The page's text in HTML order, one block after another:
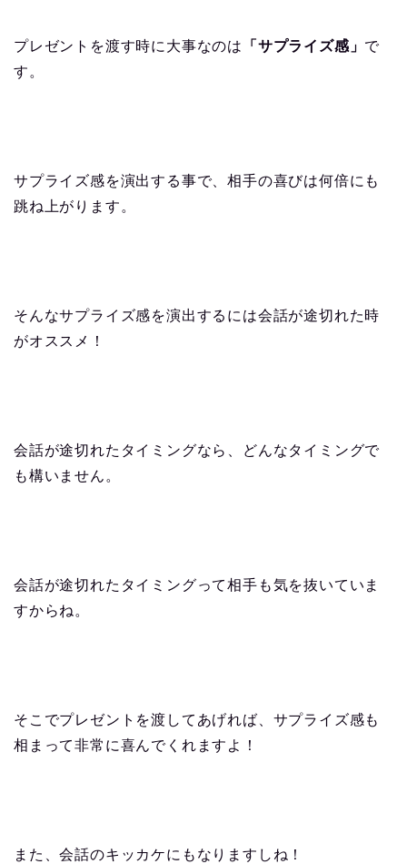
プレゼントを渡す時に大事なのは 「サプライズ感」 で
す。
サプライズ感を演出する事で、相手の喜びは何倍にも
跳ね上がります。
そんなサプライズ感を演出するには会話が途切れた時
がオススメ！
会話が途切れたタイミングなら、どんなタイミングで
も構いません。
会話が途切れたタイミングって相手も気を抜いていま
すからね。
そこでプレゼントを渡してあげれば、サプライズ感も
相まって非常に喜んでくれますよ！
また、会話のキッカケにもなりますしね！